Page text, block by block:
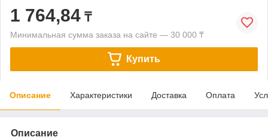
1 764,84 ₸
Минимальная сумма заказа на сайте — 30 000 ₸
Купить
Описание Характеристики Доставка Оплата
Описание